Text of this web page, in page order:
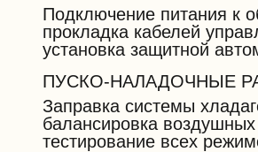
Подключение питания к
прокладка кабелей
установка защитной
ПУСКО-НАЛАДОЧНЫЕ
Заправка системы
балансировка воздушных
тестирование всех